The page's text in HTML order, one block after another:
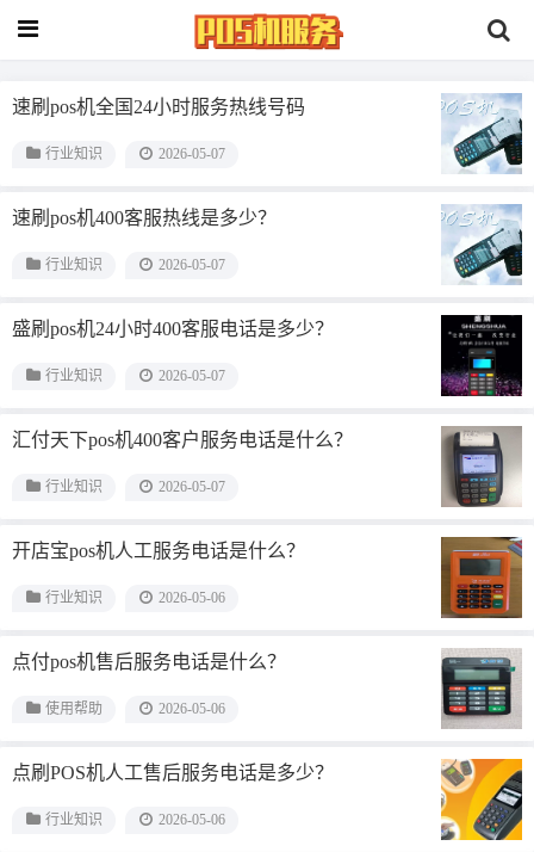
速刷pos机全国24小时服务热线号码
行业知识 2026-05-07
速刷pos机400客服热线是多少？
行业知识 2026-05-07
盛刷pos机24小时400客服电话是多少？
行业知识 2026-05-07
汇付天下pos机400客户服务电话是什么？
行业知识 2026-05-07
开店宝pos机人工服务电话是什么？
行业知识 2026-05-06
点付pos机售后服务电话是什么？
使用帮助 2026-05-06
点刷POS机人工售后服务电话是多少？
行业知识 2026-05-06